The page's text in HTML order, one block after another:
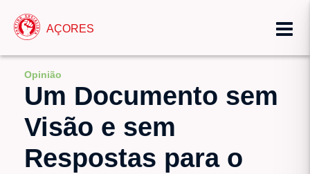
AÇORES
Opinião
Um Documento sem
Visão e sem
Respostas para o